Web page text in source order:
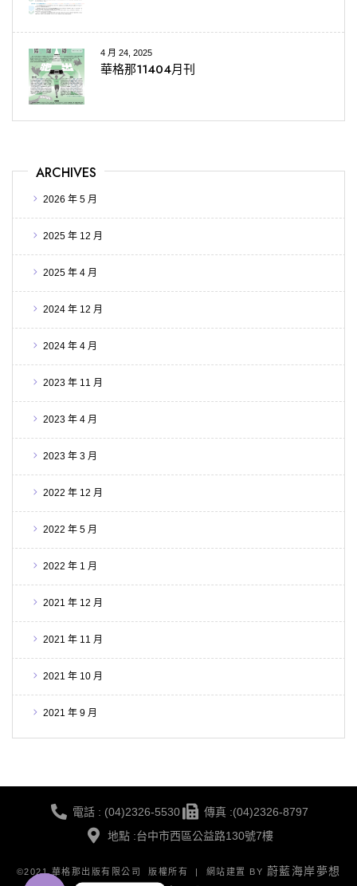
4 月 24, 2025
華格那11404月刊
ARCHIVES
2026 年 5 月
2025 年 12 月
2025 年 4 月
2024 年 12 月
2024 年 4 月
2023 年 11 月
2023 年 4 月
2023 年 3 月
2022 年 12 月
2022 年 5 月
2022 年 1 月
2021 年 12 月
2021 年 11 月
2021 年 10 月
2021 年 9 月
電話 : (04)2326-5530
傳真 :(04)2326-8797
地點 :台中市西區公益路130號7樓
©2021 華格那出版有限公司 版權所有 | 網站建置 BY 蔚藍海岸夢想